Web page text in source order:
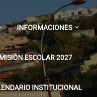
INFORMACIONES
ESCOLAR 2027
INSTITUCIONAL